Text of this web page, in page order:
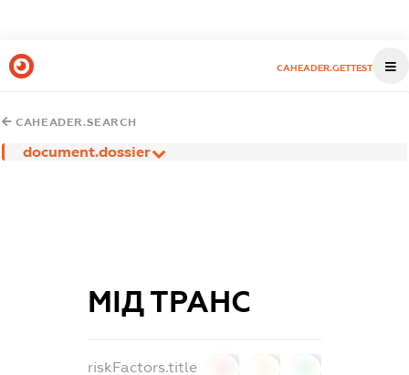
CAHEADER.GETTEST
CAHEADER.SEARCH
document.dossier
МІД ТРАНС
riskFactors.title